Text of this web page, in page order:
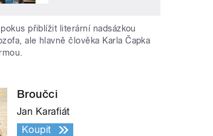
přiblížit literární nadsázkou
ale hlavně člověka Karla Čapka
Broučci
Jan Karafiát
Koupit